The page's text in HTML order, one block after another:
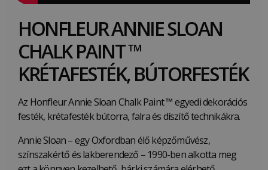
HONFLEUR ANNIE SLOAN
CHALK PAINT ™
KRÉTAFESTÉK, BÚTORFESTÉK
Az Honfleur Annie Sloan Chalk Paint™egyedi dekorációs
festék, krétafesték bútorra, falra és díszítő technikákra.
Annie Sloan – egy Oxfordban élő képzőművész,
színszakértő és lakberendező – 1990-ben alkotta meg